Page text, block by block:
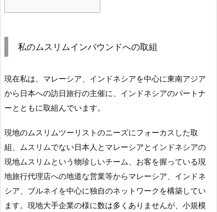
私のムスリムインバウンドへの取組
現在私は、マレーシア、インドネシアを中心に東南アジア
から日本への訪日旅行の主催に、インドネシアのパートナ
ーとともに取組んでいます。
現地のムスリムツーリストのニーズにフォーカスした取
組、ムスリムでない日本人とマレーシアとインドネシアの
現地ムスリムという物珍しいチーム、お客を握っている現
地旅行代理店への地道な営業等からマレーシア、インドネ
シア、ブルネイを中心に独自のネットワークを構築してい
ます。現地大手企業の様に数は多くありませんが、小規模